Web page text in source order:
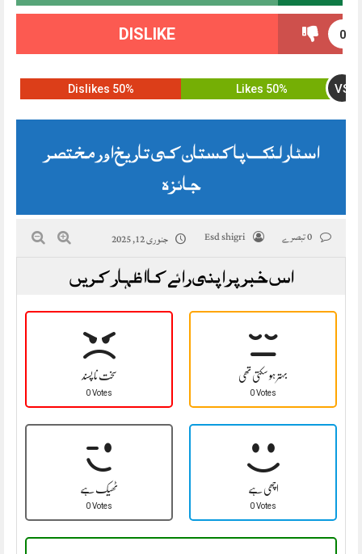
0
DISLIKE
50% Likes VS
50% Dislikes
اسٹار لنک پاکستان کی تاریخ اور مختصر
جائزہ
Esd shigri جنوری 12, 2025
اس خبر پر اپنی رائے کا اظہار کریں
سخت نا پسند
0 Votes
بہتر ہو سکتی تھی
0 Votes
ٹھیک ہے
0 Votes
اچھی ہے
0 Votes